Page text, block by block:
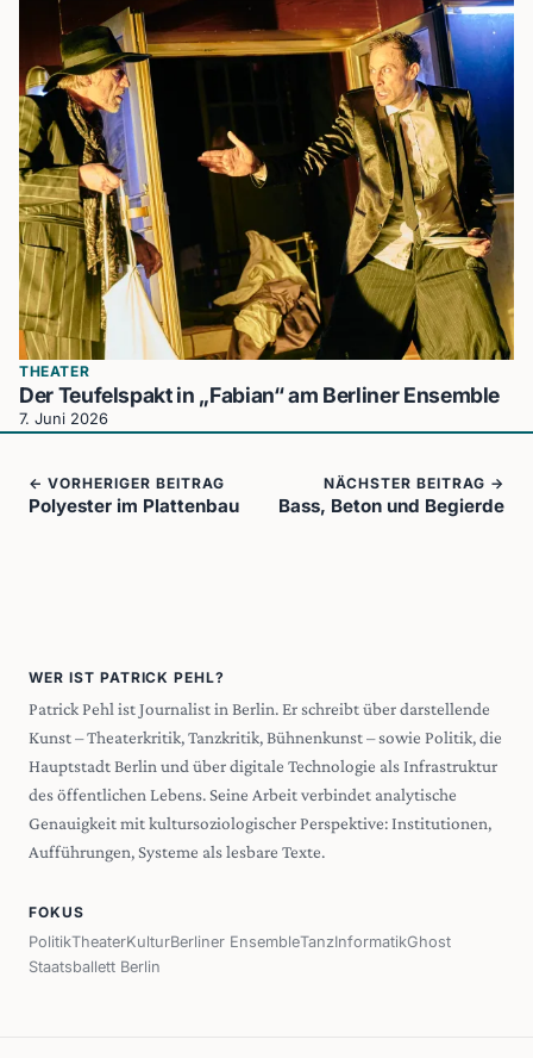
THEATER
Der Teufelspakt in „Fabian“ am Berliner Ensemble
7. Juni 2026
← VORHERIGER BEITRAG
Polyester im Plattenbau
NÄCHSTER BEITRAG →
Bass, Beton und Begierde
WER IST PATRICK PEHL?
Patrick Pehl ist Journalist in Berlin. Er schreibt über darstellende
Kunst – Theaterkritik, Tanzkritik, Bühnenkunst – sowie Politik, die
Hauptstadt Berlin und über digitale Technologie als Infrastruktur
des öffentlichen Lebens. Seine Arbeit verbindet analytische
Genauigkeit mit kultursoziologischer Perspektive: Institutionen,
Aufführungen, Systeme als lesbare Texte.
FOKUS
PolitikTheaterKulturBerliner EnsembleTanzInformatikGhost
Staatsballett Berlin